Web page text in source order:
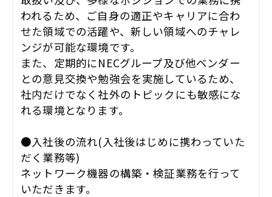
われるため、ご自身の適正やキャリアに合わ
せた領域での活躍や、新しい領域へのチャレ
ンジが可能な環境です。
また、定期的にNECグループ及び他ベンダー
との意見交換や勉強会を実施しているため、
社内だけでなく社外のトピックにも敏感にな
れる環境となります。
●入社後の流れ(入社後はじめに携わっていた
だく業務等)
ネットワーク機器の構築・検証業務を行って
いただきます。